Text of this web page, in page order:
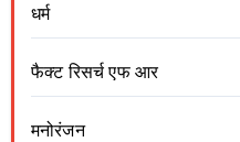
धर्म
फैक्ट रिसर्च एफ आर
मनोरंजन